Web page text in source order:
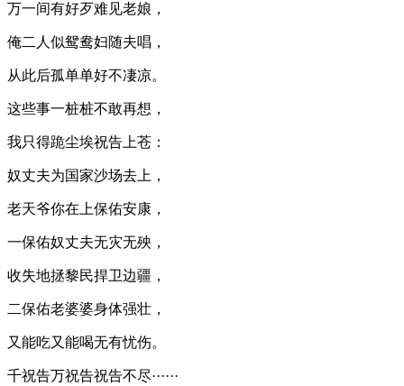
万一间有好歹难见老娘，
俺二人似鸳鸯妇随夫唱，
从此后孤单单好不凄凉。
这些事一桩桩不敢再想，
我只得跪尘埃祝告上苍：
奴丈夫为国家沙场去上，
老天爷你在上保佑安康，
一保佑奴丈夫无灾无殃，
收失地拯黎民捍卫边疆，
二保佑老婆婆身体强壮，
又能吃又能喝无有忧伤。
千祝告万祝告祝告不尽······